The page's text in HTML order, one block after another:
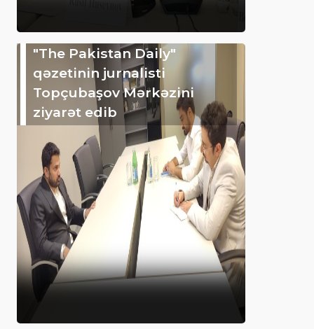
"The Pakistan Daily"
qəzetinin jurnalisti
Topçubaşov Mərkəzini
ziyarət edib